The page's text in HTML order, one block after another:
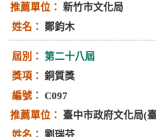
新竹市文化局
鄭鈞木
第二十八屆
銅質獎
C097
臺中市政府文化局(